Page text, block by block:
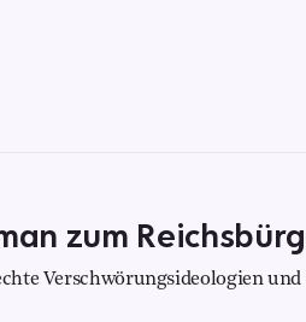
zum
Verschwörungsideologien und